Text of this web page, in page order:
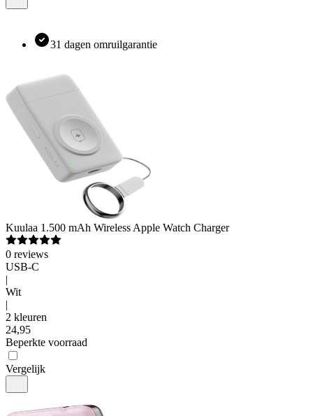
31 dagen omruilgarantie
Kuulaa 1.500 mAh Wireless Apple Watch Charger
0 reviews
USB-C
|
Wit
|
2 kleuren
24,95
Beperkte voorraad
Vergelijk